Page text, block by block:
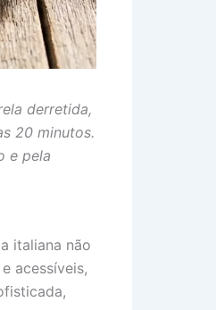
derretida,
20 minutos.
e pela
italiana não
acessíveis,